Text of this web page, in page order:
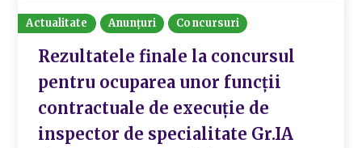
Actualitate Anunțuri Concursuri
Rezultatele finale la concursul
pentru ocuparea unor funcții
contractuale de execuție de
inspector de specialitate Gr.IA